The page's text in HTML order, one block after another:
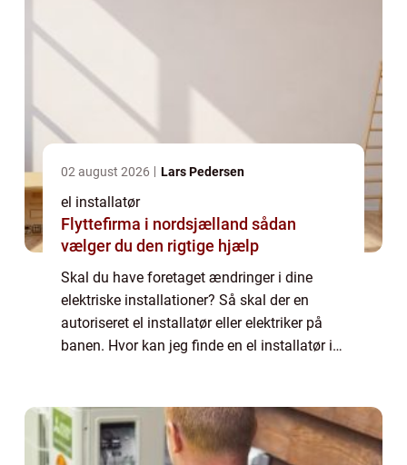
02 august 2026 Lars Pedersen
el installatør
Flyttefirma i nordsjælland sådan
vælger du den rigtige hjælp
Skal du have foretaget ændringer i dine
elektriske installationer? Så skal der en
autoriseret el installatør eller elektriker på
banen. Hvor kan jeg finde en el installatør i
dine...